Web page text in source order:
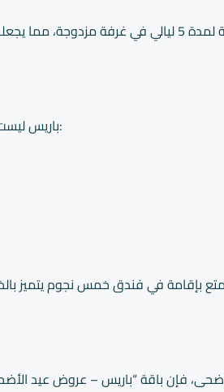
تتضمن باقة “باريس – عروض عيد الأضحى”
باريس ليست مجرد مدينة، بل هي تجربة ثقافية غنية. عند وصولك، يمكنك زيارة المعالم السياحية الشهيرة، مثل:
بإقامة في فندق خمس نجوم يتميز
فإن باقة “باريس – عروض عيد